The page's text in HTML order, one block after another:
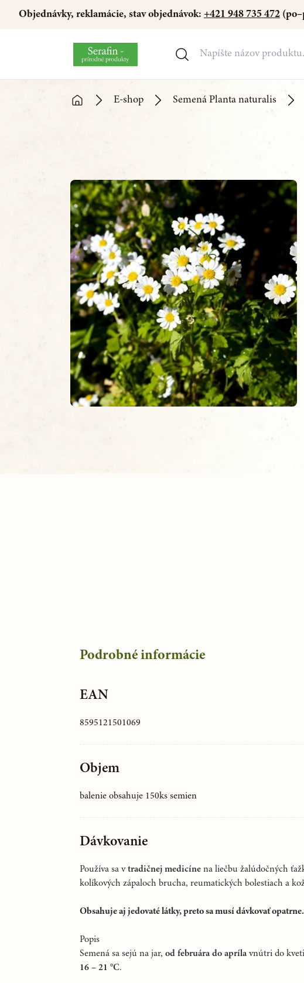
Objednávky, reklamácie, stav objednávok: +421 948 735 472
E-shop Semená Planta naturalis
Podrobné informácie
EAN
8595121501069
Objem
balenie obsahuje 150ks semien
Dávkovanie
Používa sa vtradičnej medicíne na liečbu žalúdočných
kolíkových zápaloch brucha, reumatických bolestiach a
Obsahuje aj jedovaté látky, preto sa musí dávkovať opatrne.
Popis
Semená sa sejú na jar, od februára do apríla vnútri do
16 – 21 °C.